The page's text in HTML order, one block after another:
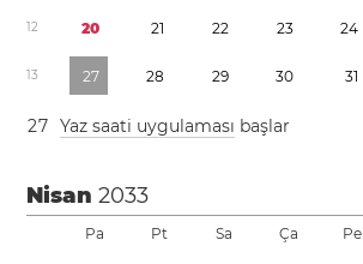
12 20 21 22 23 24
13 27 28 29 30 31
27 Yaz saati uygulaması başlar
Nisan2033
Pa Pt Sa Ça Pe